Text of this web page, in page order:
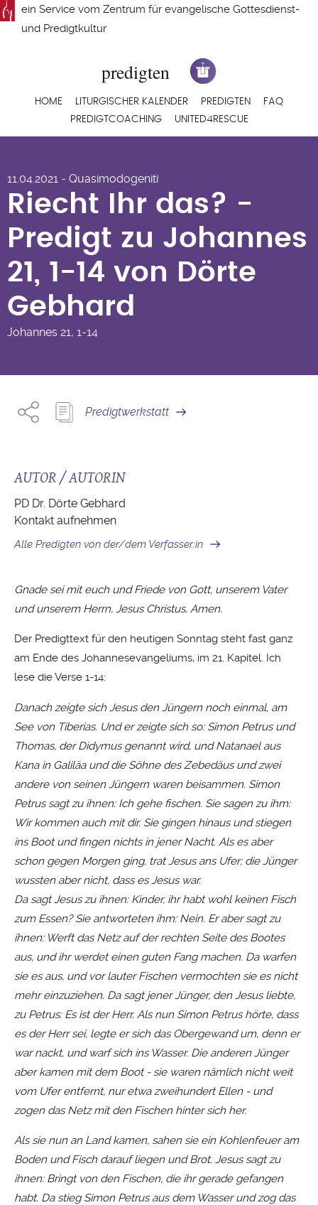
Direkt
zum
ein Service vom Zentrum für evangelische Gottesdienst-
und Predigtkultur
Hauptnavigation
HOME LITURGISCHER KALENDER PREDIGTEN
FAQ
PREDIGTCOACHING
UNITED4RESCUE
Predigt zu Johannes
21, 1-14 von Dörte
Gebhard
11.04.2021 - Quasimodogeniti
Riecht Ihr das? -
Predigt zu Johannes
21, 1-14 von Dörte
Gebhard
Johannes 21, 1-14
Predigtwerkstatt
AUTOR / AUTORIN
PD Dr. Dörte Gebhard
Kontakt aufnehmen
Alle Predigten von der/dem Verfasser:in
Gnade sei mit euch und Friede von Gott, unserem Vater
und unserem Herrn, Jesus Christus. Amen.
Der Predigttext für den heutigen Sonntag steht fast ganz
am Ende des Johannesevangeliums, im 21. Kapitel. Ich
lese die Verse 1-14:
Danach zeigte sich Jesus den Jüngern noch einmal, am
See von Tiberias. Und er zeigte sich so: Simon Petrus und
Thomas, der Didymus genannt wird, und Natanael aus
Kana in Galiläa und die Söhne des Zebedäus und zwei
andere von seinen Jüngern waren beisammen. Simon
Petrus sagt zu ihnen: Ich gehe fischen. Sie sagen zu ihm:
Wir kommen auch mit dir. Sie gingen hinaus und stiegen
ins Boot und fingen nichts in jener Nacht. Als es aber
schon gegen Morgen ging, trat Jesus ans Ufer; die Jünger
wussten aber nicht, dass es Jesus war.
Da sagt Jesus zu ihnen: Kinder, ihr habt wohl keinen Fisch
zum Essen? Sie antworteten ihm: Nein. Er aber sagt zu
ihnen: Werft das Netz auf der rechten Seite des Bootes
aus, und ihr werdet einen guten Fang machen. Da warfen
sie es aus, und vor lauter Fischen vermochten sie es nicht
mehr einzuziehen. Da sagt jener Jünger, den Jesus liebte,
zu Petrus: Es ist der Herr. Als nun Simon Petrus hörte, dass
es der Herr sei, legte er sich das Obergewand um, denn er
war nackt, und warf sich ins Wasser. Die anderen Jünger
aber kamen mit dem Boot - sie waren nämlich nicht weit
vom Ufer entfernt, nur etwa zweihundert Ellen - und
zogen das Netz mit den Fischen hinter sich her.
Als sie nun an Land kamen, sahen sie ein Kohlenfeuer am
Boden und Fisch darauf liegen und Brot. Jesus sagt zu
ihnen: Bringt von den Fischen, die ihr gerade gefangen
habt. Da stieg Simon Petrus aus dem Wasser und zog das